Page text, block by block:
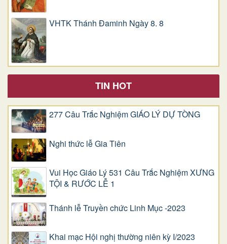
VHTK Thánh Đaminh Ngày 8. 8
TIN HOT
277 Câu Trắc Nghiệm GIÁO LÝ DỰ TÒNG
Nghi thức lễ Gia Tiên
Vui Học Giáo Lý 531 Câu Trắc Nghiệm XƯNG
TỘI & RƯỚC LỄ 1
Thánh lễ Truyền chức Linh Mục -2023
Khai mạc Hội nghị thường niên kỳ I/2023